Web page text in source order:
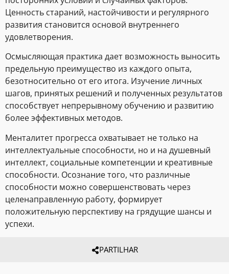
Ценность стараний, настойчивости и регулярного
развития становится основой внутреннего
удовлетворения.
Осмысляющая практика дает возможность выносить
предельную преимущество из каждого опыта,
безотносительно от его итога. Изучение личных
шагов, принятых решений и полученных результатов
способствует непрерывному обучению и развитию
более эффективных методов.
Менталитет прогресса охватывает не только на
интеллектуальные способности, но и на душевный
интеллект, социальные компетенции и креативные
способности. Осознание того, что различные
способности можно совершенствовать через
целенаправленную работу, формирует
положительную перспективу на грядущие шансы и
успехи.
PARTILHAR